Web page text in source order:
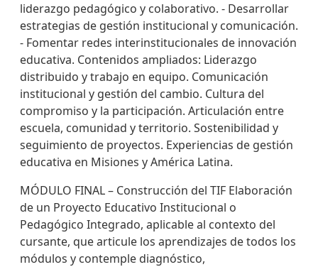
liderazgo pedagógico y colaborativo. - Desarrollar
estrategias de gestión institucional y comunicación.
- Fomentar redes interinstitucionales de innovación
educativa. Contenidos ampliados: Liderazgo
distribuido y trabajo en equipo. Comunicación
institucional y gestión del cambio. Cultura del
compromiso y la participación. Articulación entre
escuela, comunidad y territorio. Sostenibilidad y
seguimiento de proyectos. Experiencias de gestión
educativa en Misiones y América Latina.
MÓDULO FINAL – Construcción del TIF Elaboración
de un Proyecto Educativo Institucional o
Pedagógico Integrado, aplicable al contexto del
cursante, que articule los aprendizajes de todos los
módulos y contemple diagnóstico,